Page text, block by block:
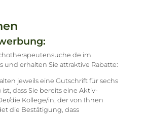
im
und erhalten Sie attraktive Rabatte:
jeweils eine Gutschrift für sechs
dass Sie bereits eine Aktiv-
die Kollege/in, der von Ihnen
die Bestätigung, dass